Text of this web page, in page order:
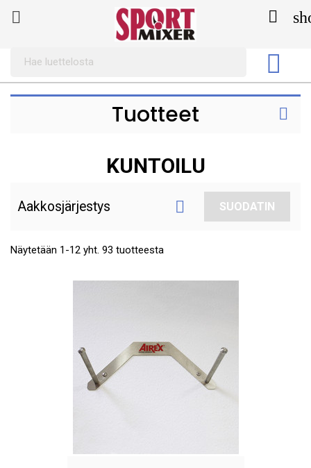
 

Tuotteet 
KUNTOILU
Aakkosjärjestys  SUODATIN
Näytetään 1-12 yht. 93 tuotteesta